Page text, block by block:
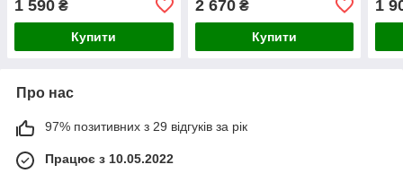
1 590 ₴
Купити
2 670₴
Купити
1
Про нас
97% позитивних з 29 відгуків за рік
Працює з 10.05.2022